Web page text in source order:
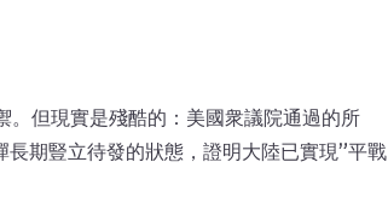
但現實是殘酷的：美國衆議院通過的所
期豎立待發的狀態，證明大陸已實現”平戰